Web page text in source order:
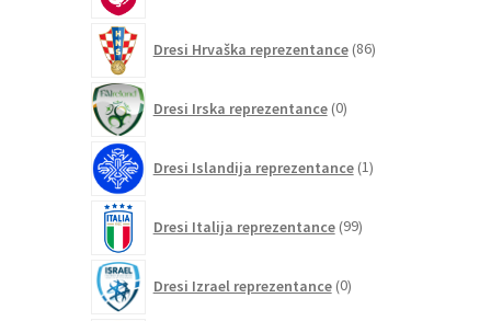
Dresi Hrvaška reprezentance 86izdelkov
Dresi Irska reprezentance 0izdelkov
Dresi Islandija reprezentance 1izdelek
Dresi Italija reprezentance 99izdelkov
Dresi Izrael reprezentance 0izdelkov